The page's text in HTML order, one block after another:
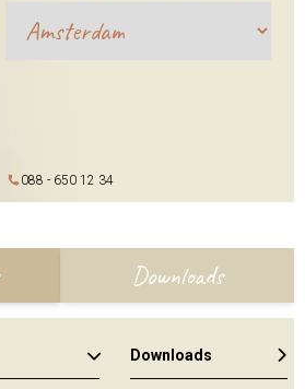
088 - 650 12 34
Downloads
Downloads